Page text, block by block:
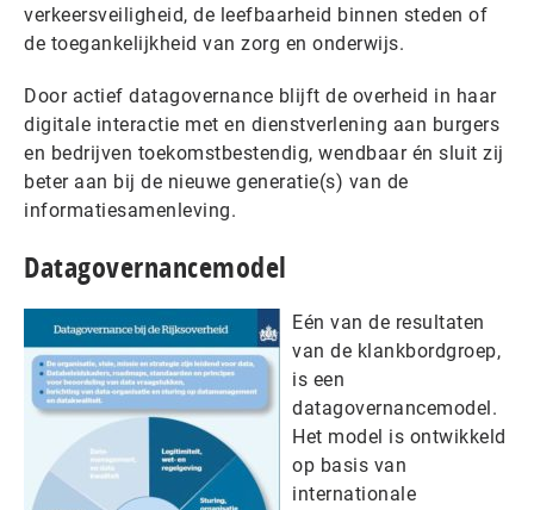
verkeersveiligheid, de leefbaarheid binnen steden of
de toegankelijkheid van zorg en onderwijs.
Door actief datagovernance blijft de overheid in haar
digitale interactie met en dienstverlening aan burgers
en bedrijven toekomstbestendig, wendbaar én sluit zij
beter aan bij de nieuwe generatie(s) van de
informatiesamenleving.
Datagovernancemodel
Eén van de resultaten
van de klankbordgroep,
is een
datagovernancemodel.
Het model is ontwikkeld
op basis van
internationale